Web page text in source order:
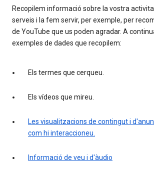
Recopilem informació sobre la vostra
serveis i la fem servir, per exemple, per
de YouTube que us poden agradar. A
exemples de dades que recopilem:
Els termes que cerqueu.
Els vídeos que mireu.
Les visualitzacions de contingut i
com hi interaccioneu.
Informació de veu i d'àudio